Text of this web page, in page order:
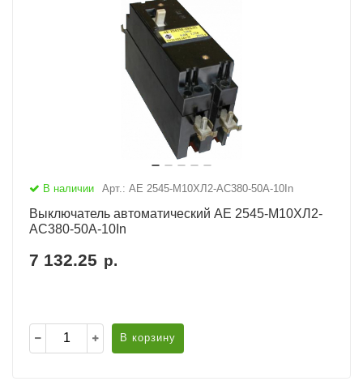
В наличии Арт.: АЕ 2545-М10ХЛ2-AC380-50А-10In
Выключатель автоматический АЕ 2545-М10ХЛ2-
AC380-50А-10In
7 132.25 р.
В корзину